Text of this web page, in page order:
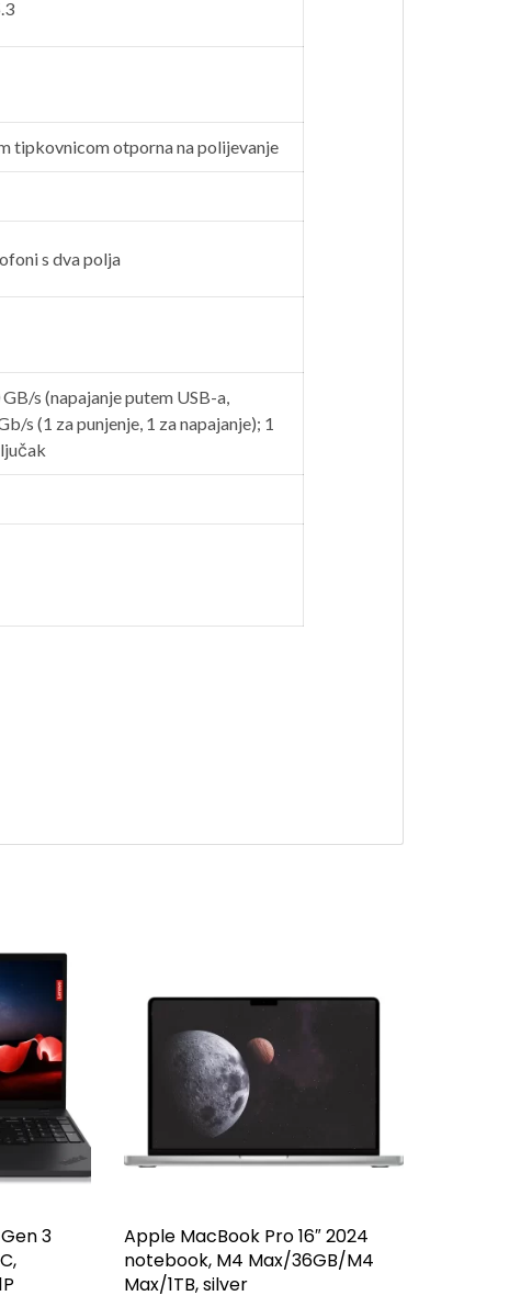
tipkovnicom otporna na polijevanje
s dva polja
s (napajanje putem USB-a,
s (1 za punjenje, 1 za napajanje); 1
3
Apple MacBook Pro 16″ 2024
notebook, M4 Max/36GB/M4
Max/1TB, silver